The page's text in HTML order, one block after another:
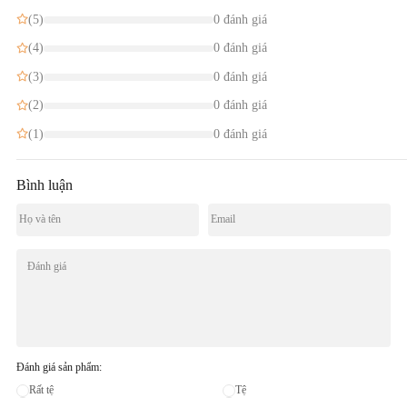
(5) 0 đánh giá
(4) 0 đánh giá
(3) 0 đánh giá
(2) 0 đánh giá
(1) 0 đánh giá
Bình luận
Đánh giá sản phẩm:
Rất tệ
Tệ